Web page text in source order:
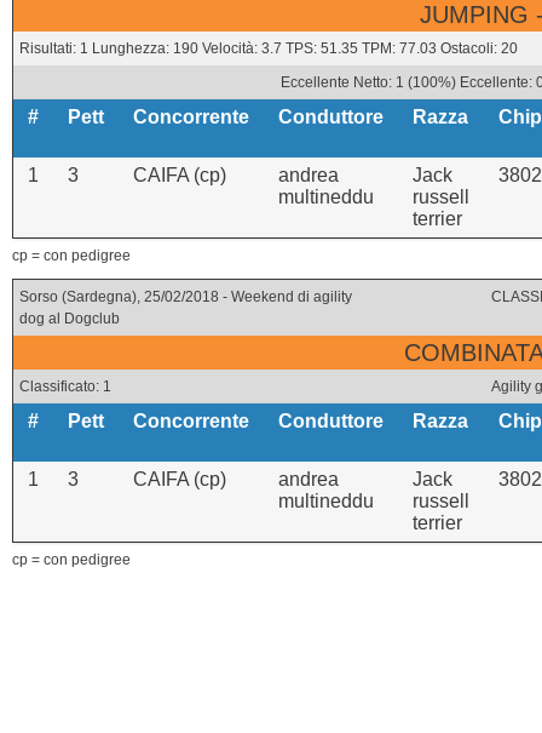
JUMPING
Risultati: 1 Lunghezza: 190 Velocità: 3.7 TPS: 51.35 TPM: 77.03 Ostacoli: 20
Eccellente Netto: 1 (100%) Eccellente:
# Pett Concorrente Conduttore Razza Chip
1 3 CAIFA (cp)
andrea
multineddu
Jack
russell
terrier
cp = con pedigree
Sorso (Sardegna), 25/02/2018 - Weekend di agility
dog al Dogclub
Classificato: 1 Agility
# Pett Concorrente Conduttore Razza Chip
1 3 CAIFA (cp)
andrea
multineddu
Jack
russell
terrier
cp = con pedigree